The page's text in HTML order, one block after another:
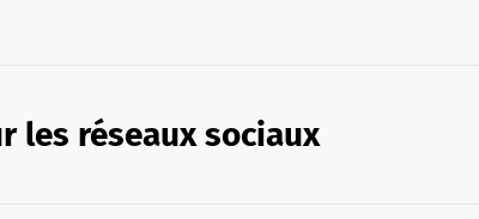
les réseaux sociaux